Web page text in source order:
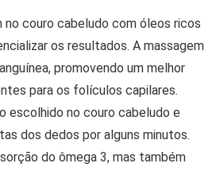
no couro cabeludo com óleos ricos
os resultados. A massagem
promovendo um melhor
para os folículos capilares.
escolhido no couro cabeludo e
dos dedos por alguns minutos.
do ômega 3, mas também